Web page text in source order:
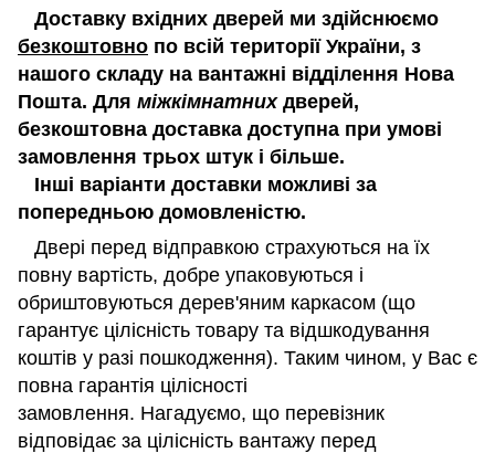
Доставку вхідних дверей ми здійснюємо
безкоштовно по всій території України, з
нашого складу на вантажні відділення Нова
Пошта. Для міжкімнатнихдверей,
безкоштовна доставка доступна при умові
замовлення трьох штук і більше.
Інші варіанти доставки можливі за
попередньою домовленістю.
Двері перед відправкою страхуються на їх
повну вартість, добре упаковуються і
обриштовуються дерев'яним каркасом (що
гарантує цілісність товару та відшкодування
коштів у разі пошкодження). Таким чином, у Вас є
повна гарантія цілісності
замовлення. Нагадуємо, що перевізник
відповідає за цілісність вантажу перед